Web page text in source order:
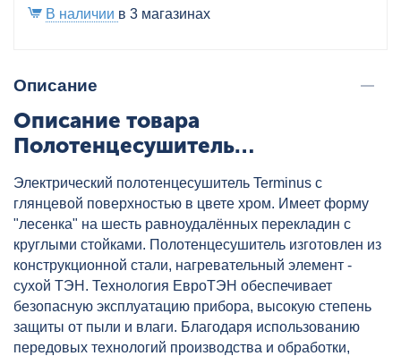
В наличии в 3 магазинах
Описание
Описание товара
Полотенцесушитель
электрический Евромикс П6
450х650 450 TERMINUS, артикул:
4660059580173
Электрический полотенцесушитель Terminus с
глянцевой поверхностью в цвете хром. Имеет форму
"лесенка" на шесть равноудалённых перекладин с
круглыми стойками. Полотенцесушитель изготовлен из
конструкционной стали, нагревательный элемент -
сухой ТЭН. Технология ЕвроТЭН обеспечивает
безопасную эксплуатацию прибора, высокую степень
защиты от пыли и влаги. Благодаря использованию
передовых технологий производства и обработки,